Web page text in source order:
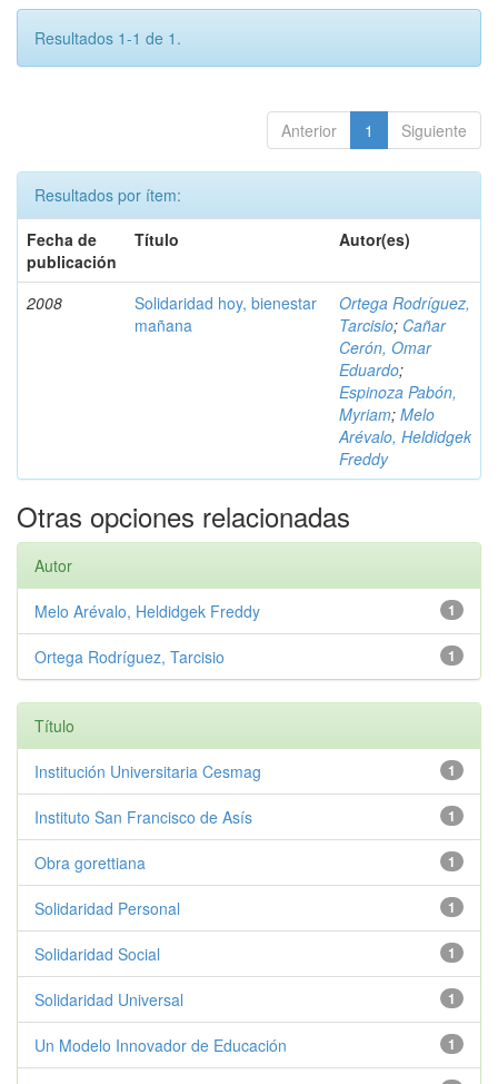
Resultados 1-1 de 1.
Anterior 1 Siguiente
Resultados por ítem:
Fecha de
publicación
Título Autor(es)
2008
Solidaridad hoy, bienestar
mañana
Ortega Rodríguez,
Tarcisio; Cañar
Cerón, Omar
Eduardo;
Espinoza Pabón,
Myriam; Melo
Arévalo, Heldidgek
Freddy
Otras opciones relacionadas
Autor
1
Melo Arévalo, Heldidgek Freddy
1
Ortega Rodríguez, Tarcisio
Título
1
Institución Universitaria Cesmag
1
Instituto San Francisco de Asís
1
Obra gorettiana
1
Solidaridad Personal
1
Solidaridad Social
1
Solidaridad Universal
1
Un Modelo Innovador de Educación